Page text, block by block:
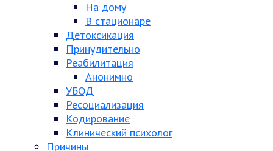
На дому
В стационаре
Детоксикация
Принудительно
Реабилитация
Анонимно
УБОД
Ресоциализация
Кодирование
Клинический психолог
Причины